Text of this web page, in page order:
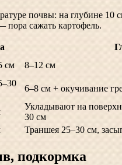
почвы: на глубине 10
пора сажать картофель.
см 8–12 см
6–8 см + окучивание
Укладывают на
30 см
Траншея 25–30 см,
подкормка